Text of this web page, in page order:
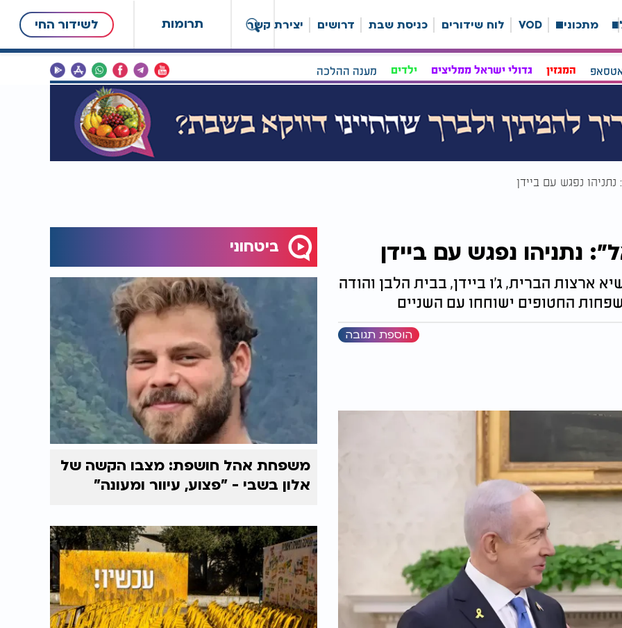
תרומות לשידור החי מתכונים VOD לוח שידורים כניסת שבת דרושים יצירת קשר
המגזין גדולי ישראל ממליצים ילדים מענה ההלכה
נפגש עם ביידן
נתניהו נפגש עם ביידן
ארצות הברית, ג'ו ביידן, בבית הלבן והודה
הוספת תגובה
ביטחוני
משפחת אהל חושפת: מצבו הקשה של
אלון בשבי - "פצוע, עיוור ומעונה"